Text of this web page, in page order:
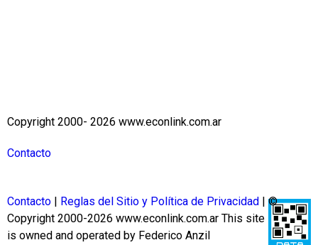
Copyright 2000- 2026 www.econlink.com.ar
Contacto
Contacto Reglas del Sitio y Política de Privacidad
| ©
Copyright 2000-2026 www.econlink.com.ar This site
is owned and operated by Federico Anzil